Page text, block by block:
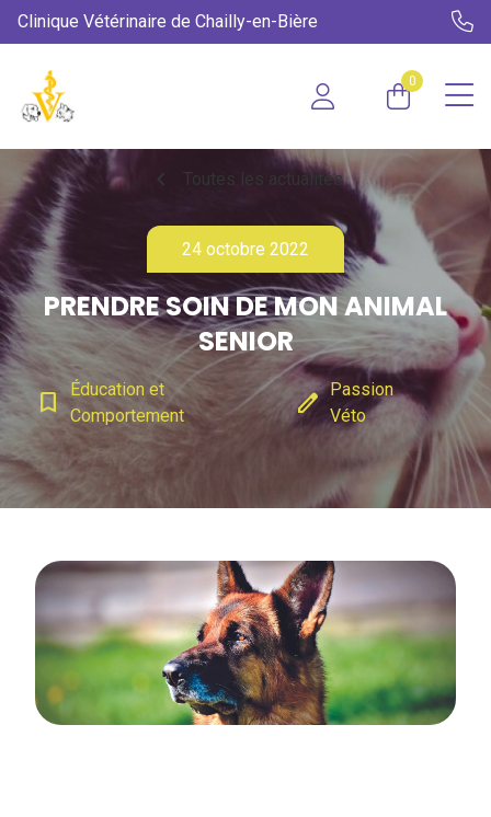
Clinique Vétérinaire de Chailly-en-Bière
0
chevron_left Toutes les actualités
24 octobre 2022
PRENDRE SOIN DE MON ANIMAL
SENIOR
bookmark_border Éducation et
Comportement
edit Passion
Véto